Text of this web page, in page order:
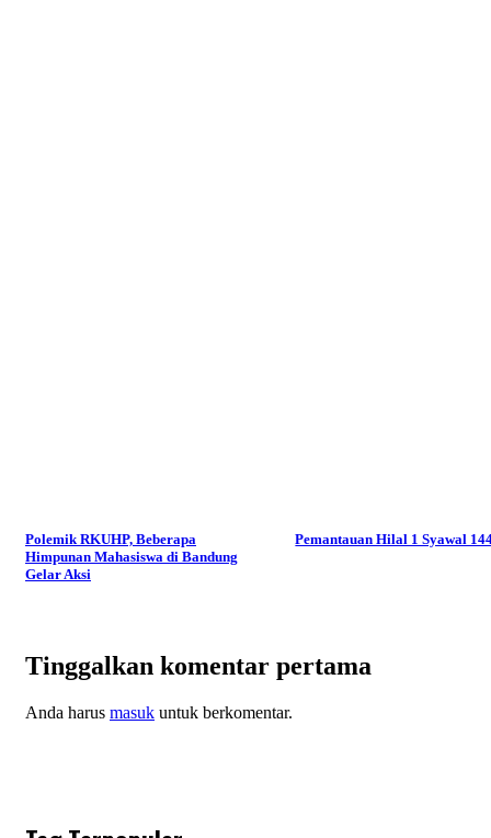
Polemik RKUHP, Beberapa
Himpunan Mahasiswa di Bandung
Gelar Aksi
Pemantauan Hilal 1 Syawal
Tinggalkan komentar pertama
Anda harus masuk untuk berkomentar.